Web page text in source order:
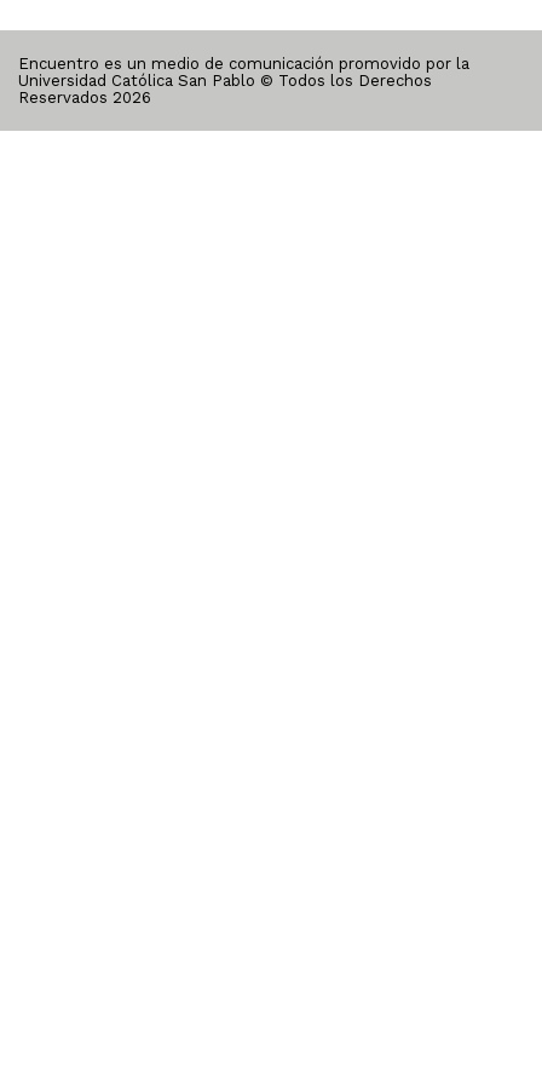
Encuentro es un medio de comunicación promovido por la
Universidad Católica San Pablo © Todos los Derechos
Reservados 2026